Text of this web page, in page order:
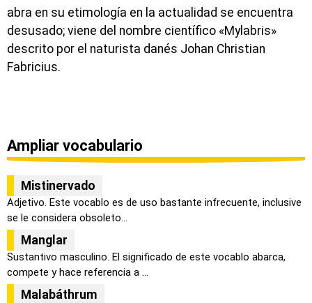
abra en su etimología en la actualidad se encuentra
desusado; viene del nombre científico «Mylabris»
descrito por el naturista danés Johan Christian
Fabricius.
Ampliar vocabulario
Mistinervado
Adjetivo. Este vocablo es de uso bastante infrecuente, inclusive
se le considera obsoleto...
Manglar
Sustantivo masculino. El significado de este vocablo abarca,
compete y hace referencia a ...
Malabáthrum